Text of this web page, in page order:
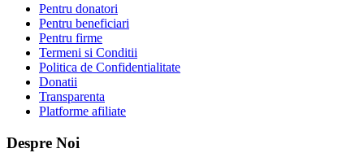
Pentru donatori
Pentru beneficiari
Pentru firme
Termeni si Conditii
Politica de Confidentialitate
Donatii
Transparenta
Platforme afiliate
Despre Noi